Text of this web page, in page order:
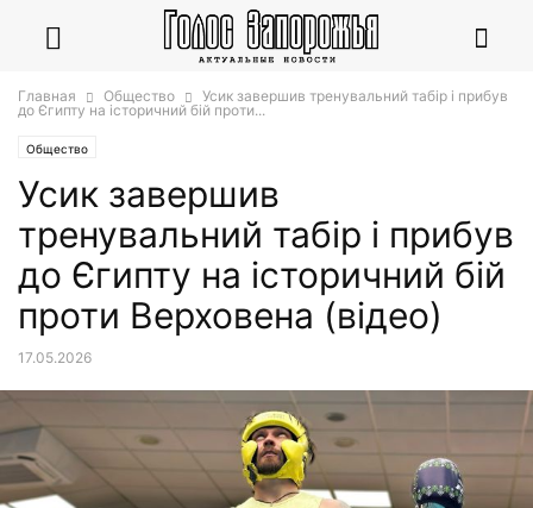
Главная Общество
Усик завершив тренувальний табір і прибув
до Єгипту на історичний бій проти...
Общество
Усик завершив
тренувальний табір і прибув
до Єгипту на історичний бій
проти Верховена (відео)
17.05.2026